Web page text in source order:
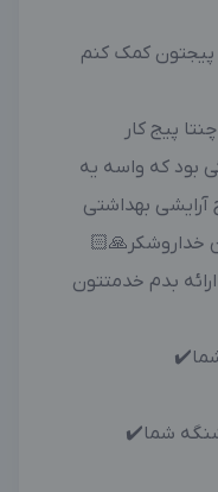
پیجتون کمک کنم
پیج کار
بود که واسه یه
آرایشی بهداشتی
خداروشکر🙏🏻
بدم خدمتتون
شما✔️